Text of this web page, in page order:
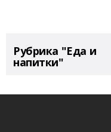
Рубрика "Еда и
напитки"